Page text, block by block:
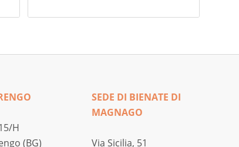
a
H
(BG)
SEDE DI BIENATE DI
MAGNAGO
Via Sicilia, 51